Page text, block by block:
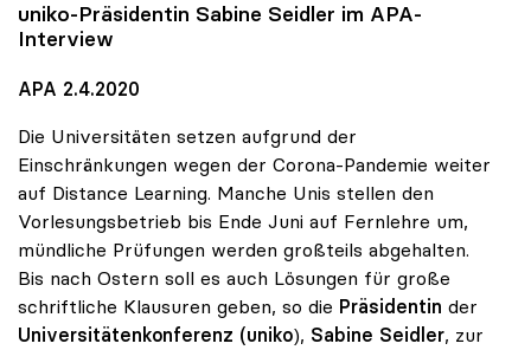
uniko-Präsidentin Sabine Seidler im APA-
Interview
APA 2.4.2020
Die Universitäten setzen aufgrund der
Einschränkungen wegen der Corona-Pandemie weiter
auf Distance Learning. Manche Unis stellen den
Vorlesungsbetrieb bis Ende Juni auf Fernlehre um,
mündliche Prüfungen werden großteils abgehalten.
Bis nach Ostern soll es auch Lösungen für große
schriftliche Klausuren geben, so die Präsidentin der
Universitätenkonferenz (uniko), Sabine Seidler, zur